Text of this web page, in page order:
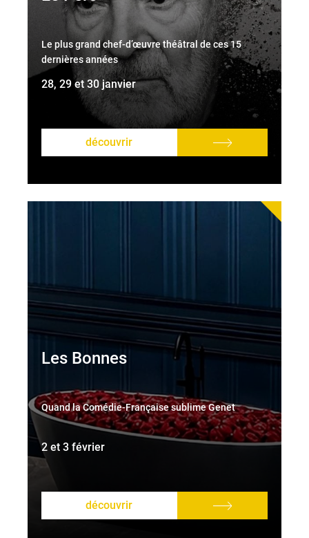
Le plus grand chef-d’œuvre théâtral de ces 15
dernières années
28, 29 et 30 janvier
découvrir
Les Bonnes
Quand la Comédie-Française sublime Genet
2 et 3 février
découvrir